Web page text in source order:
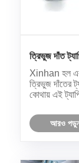
ত্রিভুজ দাঁত
Xinhan হল
ত্রিভুজ দাঁতের
কোথায় এই
আরও